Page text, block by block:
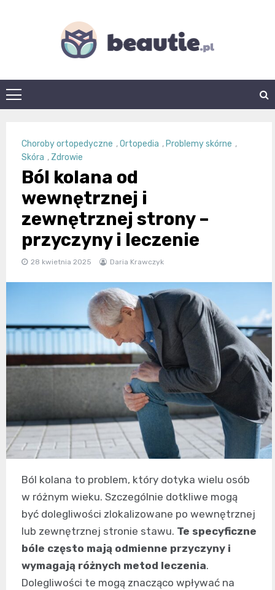
beautie.pl
Choroby ortopedyczne ,Ortopedia , Problemy skórne ,
Skóra , Zdrowie
Ból kolana od
wewnętrznej i
zewnętrznej strony –
przyczyny i leczenie
28 kwietnia 2025 Daria Krawczyk
Ból kolana to problem, który dotyka wielu osób
w różnym wieku. Szczególnie dotkliwe mogą
być dolegliwości zlokalizowane po wewnętrznej
lub zewnętrznej stronie stawu. Te specyficzne
bóle często mają odmienne przyczyny i
wymagają różnych metod leczenia.
Dolegliwości te mogą znacząco wpływać na